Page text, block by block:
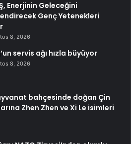
Enerjinin Geleceğini
Genç Yetenekleri
8, 2026
servis ağı hızla büyüyor
8, 2026
bahçesinde doğan Çin
Zhen Zhen ve Xi Le isimleri